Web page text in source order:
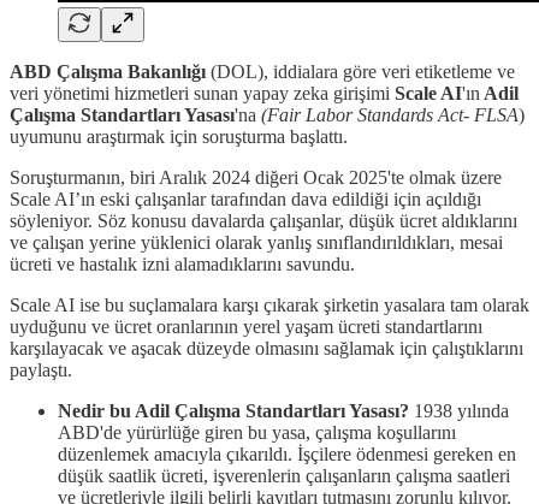
ABD Çalışma Bakanlığı (DOL), iddialara göre veri etiketleme ve
veri yönetimi hizmetleri sunan yapay zeka girişimi Scale AI'ın Adil
Çalışma Standartları Yasası'na (Fair Labor Standards Act- FLSA)
uyumunu araştırmak için soruşturma başlattı.
Soruşturmanın, biri Aralık 2024 diğeri Ocak 2025'te olmak üzere
Scale AI’ın eski çalışanlar tarafından dava edildiği için açıldığı
söyleniyor. Söz konusu davalarda çalışanlar, düşük ücret aldıklarını
ve çalışan yerine yüklenici olarak yanlış sınıflandırıldıkları, mesai
ücreti ve hastalık izni alamadıklarını savundu.
Scale AI ise bu suçlamalara karşı çıkarak şirketin yasalara tam olarak
uyduğunu ve ücret oranlarının yerel yaşam ücreti standartlarını
karşılayacak ve aşacak düzeyde olmasını sağlamak için çalıştıklarını
paylaştı.
Nedir bu Adil Çalışma Standartları Yasası? 1938 yılında
ABD'de yürürlüğe giren bu yasa, çalışma koşullarını
düzenlemek amacıyla çıkarıldı. İşçilere ödenmesi gereken en
düşük saatlik ücreti, işverenlerin çalışanların çalışma saatleri
ve ücretleriyle ilgili belirli kayıtları tutmasını zorunlu kılıyor.